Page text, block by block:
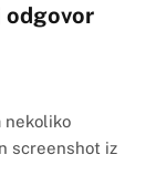
odgovor
nekoliko
screenshot iz